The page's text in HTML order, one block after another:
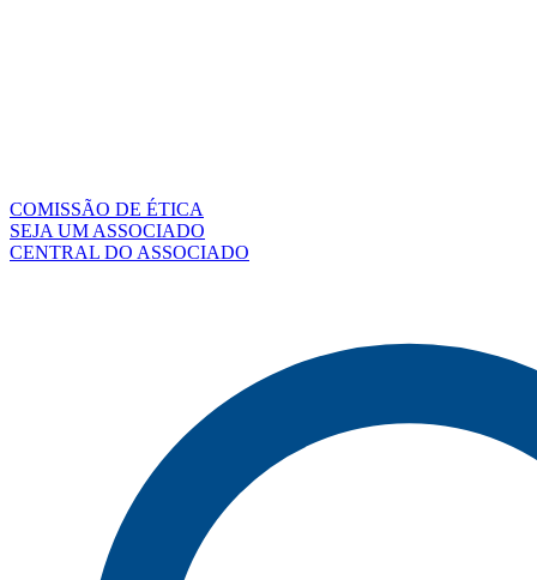
COMISSÃO DE ÉTICA
SEJA UM ASSOCIADO
CENTRAL DO ASSOCIADO